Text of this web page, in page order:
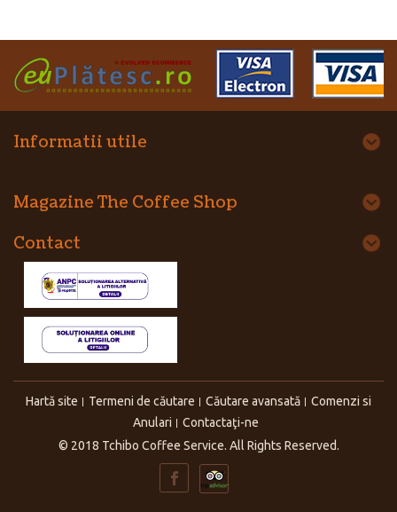
Informatii utile
Magazine The Coffee Shop
Contact
Hartă site Termeni de căutare Căutare avansată
Comenzi si
Anulari
Contactaţi-ne
© 2018 Tchibo Coffee Service. All Rights Reserved.